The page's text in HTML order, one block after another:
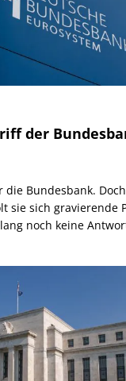
der
die Bundesbank.
sie sich gravierende
noch keine